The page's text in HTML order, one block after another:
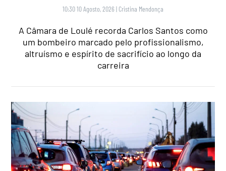
10:30 10 Agosto, 2026 | Cristina Mendonça
A Câmara de Loulé recorda Carlos Santos como
um bombeiro marcado pelo profissionalismo,
altruísmo e espírito de sacrifício ao longo da
carreira